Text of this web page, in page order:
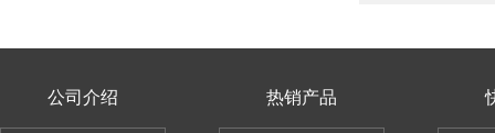
公司介绍 热销产品